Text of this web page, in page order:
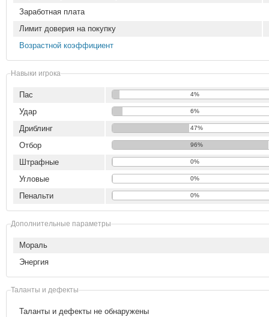
Заработная плата
Лимит доверия на покупку
Возрастной коэффициент
Навыки игрока
Пас 4%
Удар 6%
Дриблинг 47%
Отбор 96%
Штрафные 0%
Угловые 0%
Пенальти 0%
Дополнительные параметры
Мораль
Энергия
Таланты и дефекты
Таланты и дефекты не обнаружены